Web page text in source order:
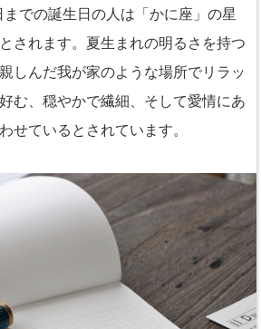
での誕生日の人は「かに座」の星
されます。夏生まれの明るさを持つ
しんだ我が家のような場所でリラッ
む、穏やかで繊細、そして愛情にあ
せているとされています。